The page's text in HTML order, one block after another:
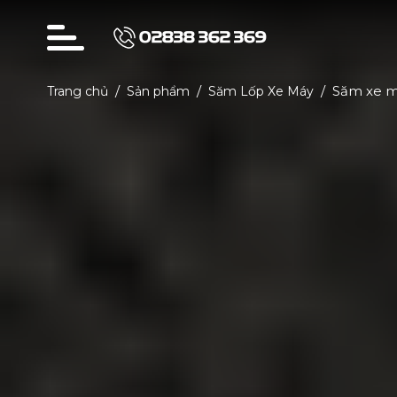
02838 362 369
Trang chủ Sản phẩm Săm Lốp Xe Máy Săm xe